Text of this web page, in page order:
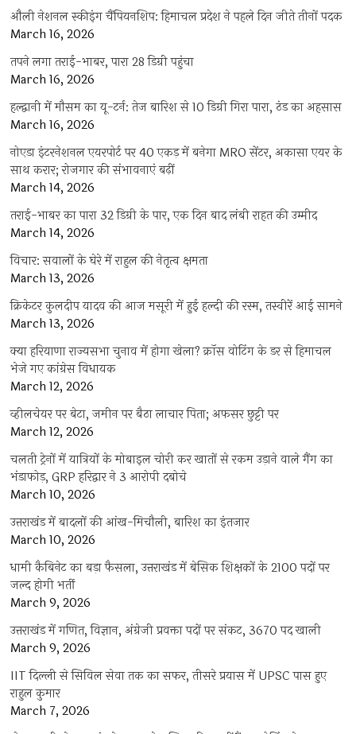
औली नेशनल स्कीइंग चैंपियनशिप: हिमाचल प्रदेश ने पहले दिन जीते तीनों पदक
March 16, 2026
तपने लगा तराई-भाबर, पारा 28 डिग्री पहुंचा
March 16, 2026
हल्द्वानी में मौसम का यू-टर्न: तेज बारिश से 10 डिग्री गिरा पारा, ठंड का अहसास
March 16, 2026
नोएडा इंटरनेशनल एयरपोर्ट पर 40 एकड़ में बनेगा MRO सेंटर, अकासा एयर के
साथ करार; रोजगार की संभावनाएं बढ़ीं
March 14, 2026
तराई-भाबर का पारा 32 डिग्री के पार, एक दिन बाद लंबी राहत की उम्मीद
March 14, 2026
विचार: सवालों के घेरे में राहुल की नेतृत्व क्षमता
March 13, 2026
क्रिकेटर कुलदीप यादव की आज मसूरी में हुई हल्दी की रस्म, तस्वीरें आई सामने
March 13, 2026
क्या हरियाणा राज्यसभा चुनाव में होगा खेला? क्रॉस वोटिंग के डर से हिमाचल
भेजे गए कांग्रेस विधायक
March 12, 2026
व्हीलचेयर पर बेटा, जमीन पर बैठा लाचार पिता; अफसर छुट्टी पर
March 12, 2026
चलती ट्रेनों में यात्रियों के मोबाइल चोरी कर खातों से रकम उड़ाने वाले गैंग का
भंडाफोड़, GRP हरिद्वार ने 3 आरोपी दबोचे
March 10, 2026
उत्तराखंड में बादलों की आंख-मिचौली, बारिश का इंतजार
March 10, 2026
धामी कैबिनेट का बड़ा फैसला, उत्तराखंड में बेसिक शिक्षकों के 2100 पदों पर
जल्द होगी भर्ती
March 9, 2026
उत्तराखंड में गणित, विज्ञान, अंग्रेजी प्रवक्ता पदों पर संकट, 3670 पद खाली
March 9, 2026
IIT दिल्ली से सिविल सेवा तक का सफर, तीसरे प्रयास में UPSC पास हुए
राहुल कुमार
March 7, 2026